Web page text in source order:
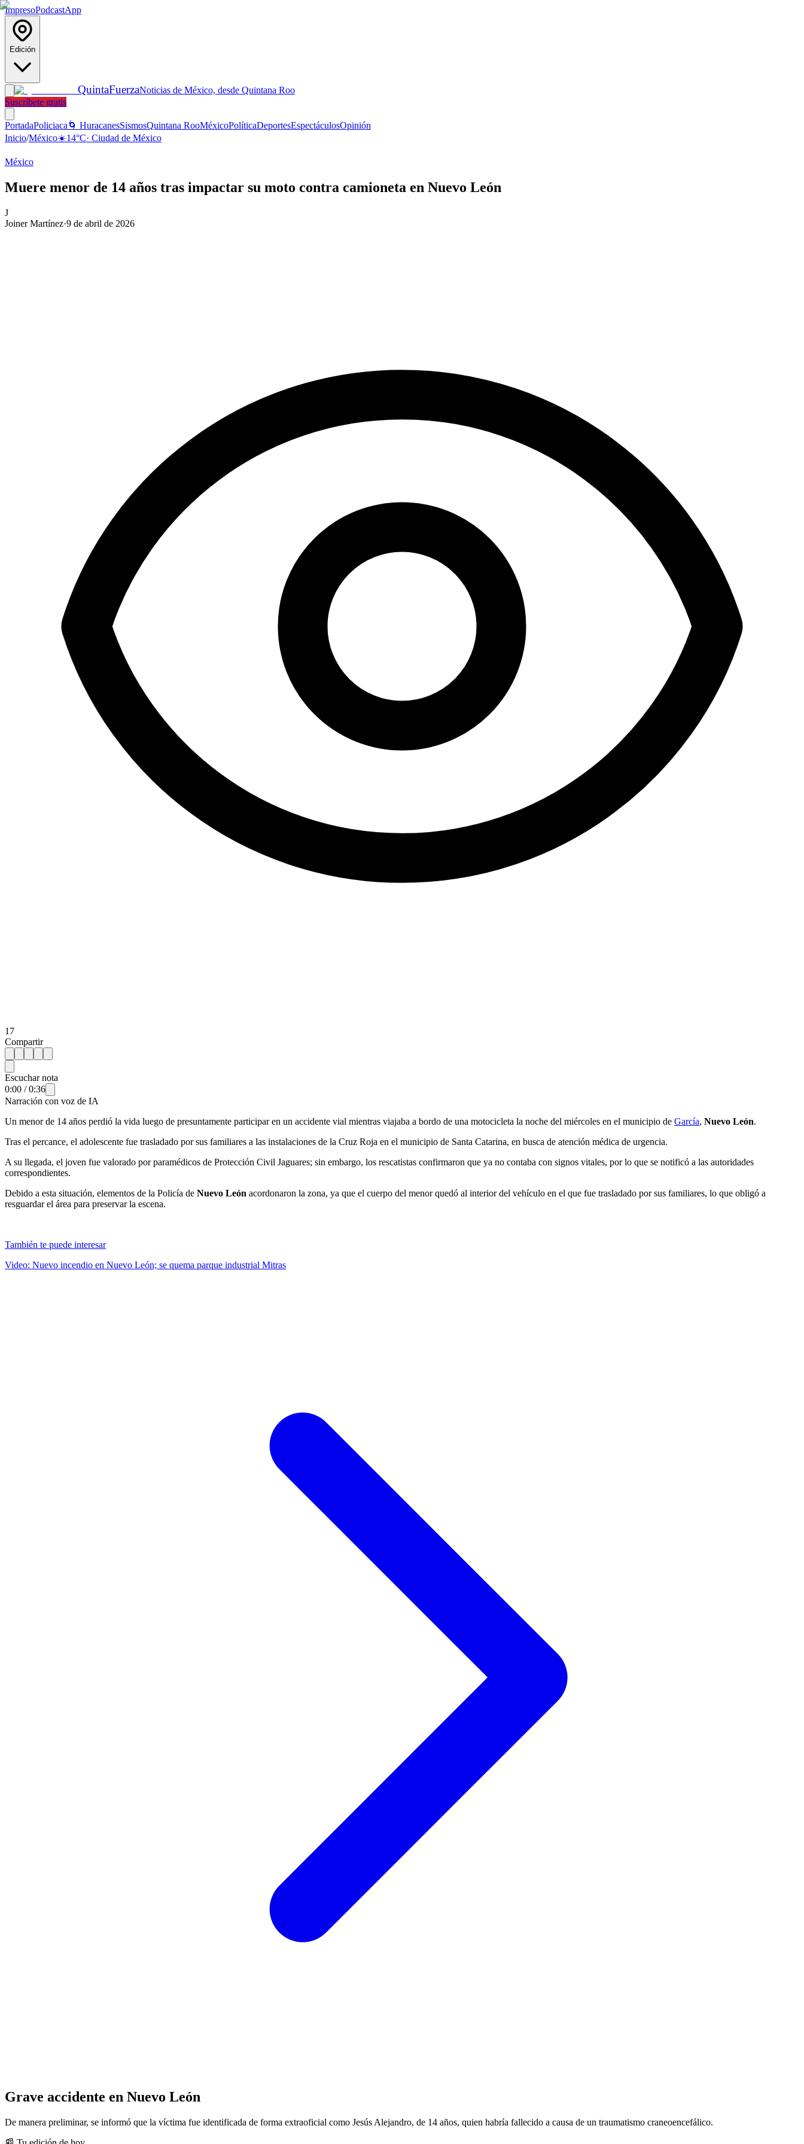
ImpresoPodcastApp
Edición
QuintaFuerzaNoticias de México, desde Quintana Roo
Suscríbete gratis
PortadaPoliciaca 🌀 HuracanesSismosQuintana RooMéxicoPolíticaDeportesEspectáculosOpinión
Inicio/México☀️14°C· Ciudad de México
México
Muere menor de 14 años tras impactar su moto contra camioneta en Nuevo León
J
Joiner Martínez·9 de abril de 2026
17
Compartir
Escuchar nota
0:00 /0:36
Narración con voz de IA
Un menor de 14 años perdió la vida luego de presuntamente participar en un accidente vial mientras viajaba a bordo de una motocicleta la noche del miércoles en el municipio de García, Nuevo León.
Tras el percance, el adolescente fue trasladado por sus familiares a las instalaciones de la Cruz Roja en el municipio de Santa Catarina, en busca de atención médica de urgencia.
A su llegada, el joven fue valorado por paramédicos de Protección Civil Jaguares; sin embargo, los rescatistas confirmaron que ya no contaba con signos vitales, por lo que se notificó a las autoridades
correspondientes.
Debido a esta situación, elementos de la Policía de Nuevo León acordonaron la zona, ya que el cuerpo del menor quedó al interior del vehículo en el que fue trasladado por sus familiares, lo que obligó a
resguardar el área para preservar la escena.
También te puede interesar
Video: Nuevo incendio en Nuevo León; se quema parque industrial Mitras
Grave accidente en Nuevo León
De manera preliminar, se informó que la víctima fue identificada de forma extraoficial como Jesús Alejandro, de 14 años, quien habría fallecido a causa de un traumatismo craneoencefálico.